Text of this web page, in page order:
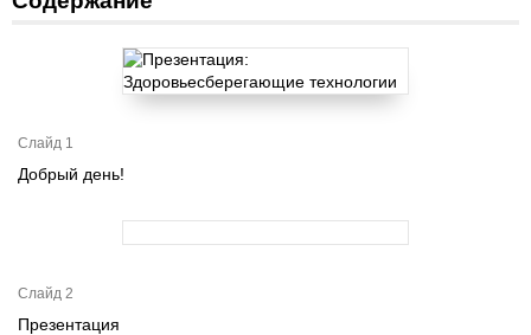
Слайд 1
Добрый день!
Слайд 2
Презентация